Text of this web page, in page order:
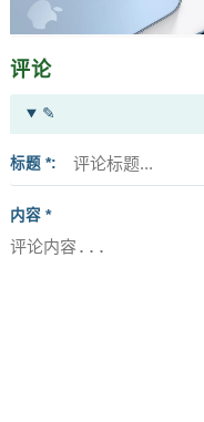
评论
✎
标题 *
内容 *